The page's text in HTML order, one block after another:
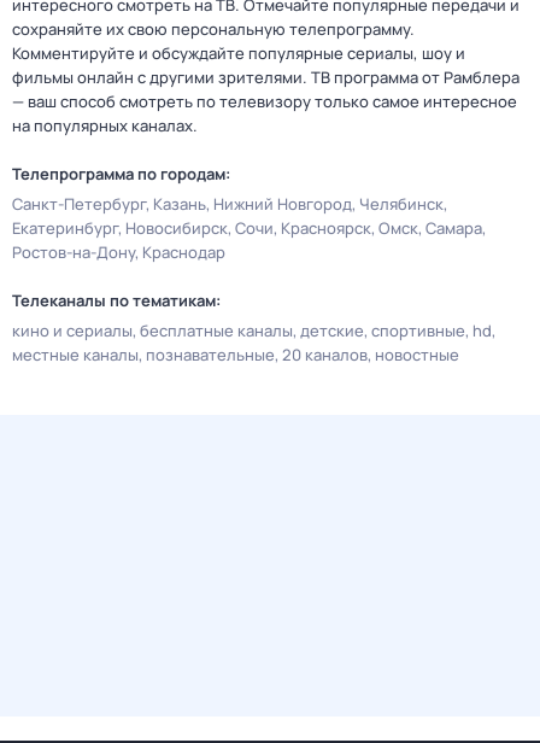
интересного смотреть на ТВ. Отмечайте популярные передачи и
сохраняйте их свою персональную телепрограмму.
Комментируйте и обсуждайте популярные сериалы, шоу и
фильмы онлайн с другими зрителями. ТВ программа от Рамблера
— ваш способ смотреть по телевизору только самое интересное
на популярных каналах.
Телепрограмма по городам:
Санкт-Петербург Казань Нижний Новгород Челябинск
Екатеринбург Новосибирск Сочи Красноярск Омск Самара
Ростов-на-Дону Краснодар
Телеканалы по тематикам:
кино и сериалы бесплатные каналы детские спортивные hd
местные каналы познавательные 20 каналов новостные